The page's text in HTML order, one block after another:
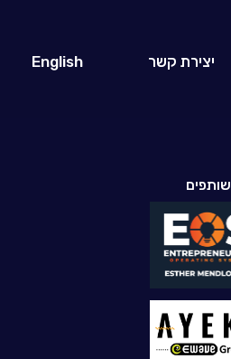
יצירת קשר English
שותפים